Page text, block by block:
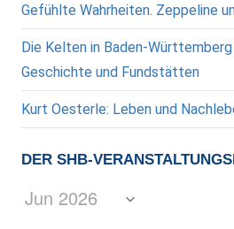
Gefühlte Wahrheiten. Zeppeline
Die Kelten in Baden-
Geschichte und Fundstätten
Kurt Oesterle: Leben und
DER SHB-